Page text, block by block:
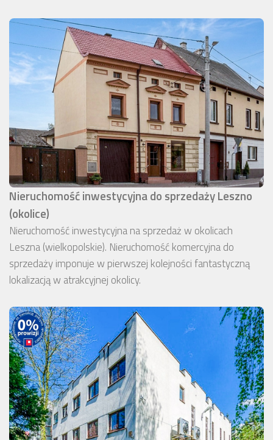
Nieruchomość inwestycyjna do sprzedaży Leszno
(okolice)
Nieruchomość inwestycyjna na sprzedaż w okolicach
Leszna (wielkopolskie). Nieruchomość komercyjna do
sprzedaży imponuje w pierwszej kolejności fantastyczną
lokalizacją w atrakcyjnej okolicy.